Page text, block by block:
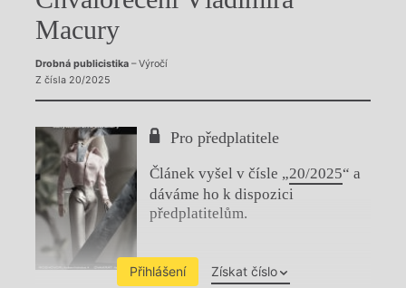
Macury
Drobná publicistika– Výročí
Z čísla 20/2025
Pro předplatitele
Článek vyšel v čísle „20/2025“ a
dáváme ho k dispozici
předplatitelům.
Přihlášení Získat číslo